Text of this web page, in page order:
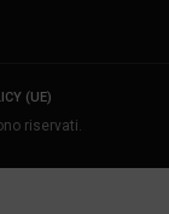
(UE)
riservati.